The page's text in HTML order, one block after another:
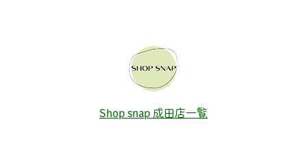
Shop snap 成田店一覧